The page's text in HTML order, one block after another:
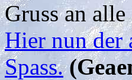
Gruss an
Hier nun der
Spass.